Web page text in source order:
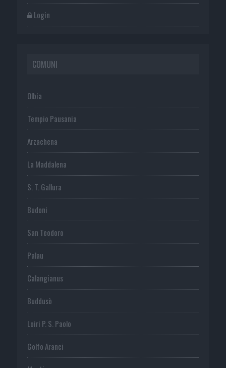
Login
COMUNI
Olbia
Tempio Pausania
Arzachena
La Maddalena
S. T. Gallura
Budoni
San Teodoro
Palau
Calangianus
Buddusò
Loiri P. S. Paolo
Golfo Aranci